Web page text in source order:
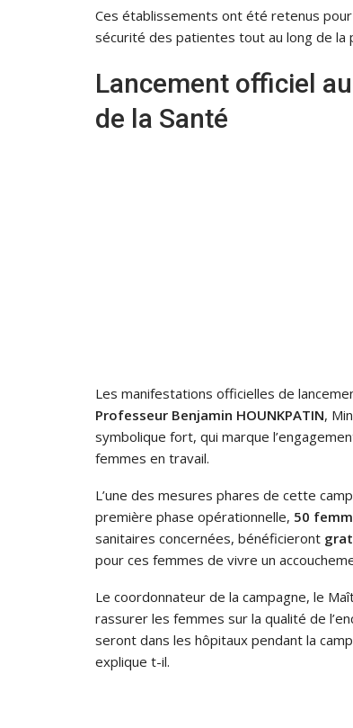
Ces établissements ont été retenus
sécurité des patientes tout au long de la
Lancement officiel
de la Santé
Les manifestations officielles de
Professeur Benjamin HOUNKPATIN,
symbolique fort, qui marque
femmes en travail.
L’une des mesures phares de cette
première phase opérationnelle, 50
sanitaires concernées, bénéficieront
pour ces femmes de vivre un
Le coordonnateur de la campagne, le
rassurer les femmes sur la qualité de
seront dans les hôpitaux pendant la
explique t-il.